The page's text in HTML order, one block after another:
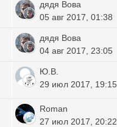
дядя Вова
05 авг 2017, 01:38
дядя Вова
04 авг 2017, 23:05
Ю.В.
29 июл 2017, 19:15
Roman
27 июл 2017, 20:22